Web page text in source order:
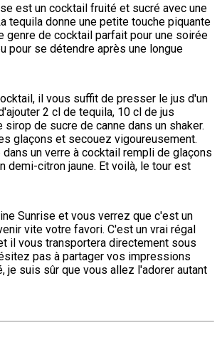
est un cocktail fruité et sucré avec une
tequila donne une petite touche piquante
genre de cocktail parfait pour une soirée
pour se détendre après une longue
il vous suffit de presser le jus d'un
2 cl de tequila, 10 cl de jus
sirop de sucre de canne dans un shaker.
glaçons et secouez vigoureusement.
un verre à cocktail rempli de glaçons
demi-citron jaune. Et voilà, le tour est
Sunrise et vous verrez que c'est un
vite votre favori. C'est un vrai régal
il vous transportera directement sous
pas à partager vos impressions
je suis sûr que vous allez l'adorer autant